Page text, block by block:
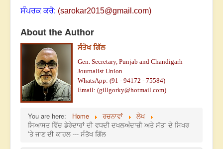
ਸੰਪਰਕ ਕਰੋ: (sarokar2015@gmail.com)
About the Author
ਸੰਤੋਖ ਗਿੱਲ
Gen. Secretary, Punjab and Chandigarh
Journalist Union.
WhatsApp: (91 - 94172 - 75584)
Email: (gillgorky@hotmail.com)
You are here: Home ਰਚਨਾਵਾਂ
ਲੇਖ
ਸਿਆਸਤ ਵਿੱਚ ਡੇਰੇਦਾਰਾਂ ਦੀ ਵਧਦੀ ਦਖਲਅੰਦਾਜ਼ੀ ਅਤੇ ਸੱਤਾ ਦੇ ਸਿਖਰ
’ਤੇ ਜਾਣ ਦੀ ਕਾਹਲ --- ਸੰਤੋਖ ਗਿੱਲ